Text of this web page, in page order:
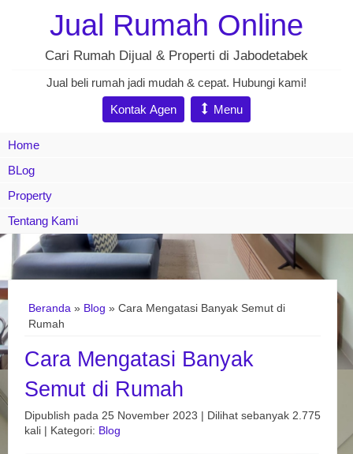
Jual Rumah Online
Cari Rumah Dijual & Properti di Jabodetabek
Jual beli rumah jadi mudah & cepat. Hubungi kami!
Kontak Agen
Menu
Home
BLog
Property
Tentang Kami
Beranda » Blog » Cara Mengatasi Banyak Semut di
Rumah
Cara Mengatasi Banyak
Semut di Rumah
Dipublish pada 25 November 2023 | Dilihat sebanyak 2.775
kali | Kategori: Blog